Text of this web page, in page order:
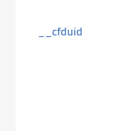
__cfduid